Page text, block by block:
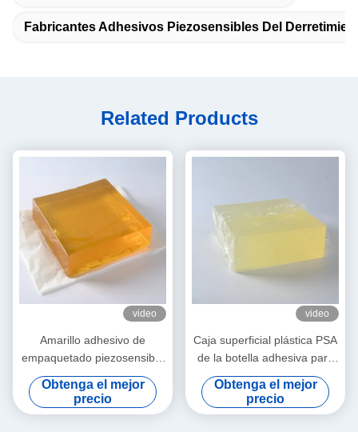
Fabricantes Adhesivos Piezosensibles Del
Related Products
video
Amarillo adhesivo de
empaquetado piezosensible
del derretimiento caliente
para las cubiertas plásticas
del tejido mojado
Obtenga el mejor
precio
video
Caja superficial plástica PSA
de la botella adhesiva para
el papel de etiqueta auto-
adhesivo
Obtenga el mejor
precio